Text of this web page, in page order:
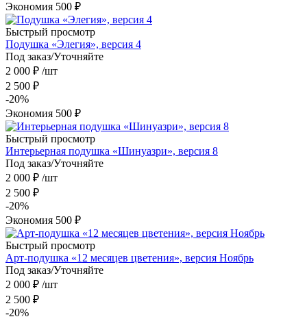
Экономия 500 ₽
Быстрый просмотр
Подушка «Элегия», версия 4
Под заказ/Уточняйте
2 000 ₽ /шт
2 500 ₽
-20%
Экономия 500 ₽
Быстрый просмотр
Интерьерная подушка «Шинуазри», версия 8
Под заказ/Уточняйте
2 000 ₽ /шт
2 500 ₽
-20%
Экономия 500 ₽
Быстрый просмотр
Арт-подушка «12 месяцев цветения», версия Ноябрь
Под заказ/Уточняйте
2 000 ₽ /шт
2 500 ₽
-20%